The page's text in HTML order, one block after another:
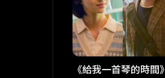
《給我一首琴的時間》